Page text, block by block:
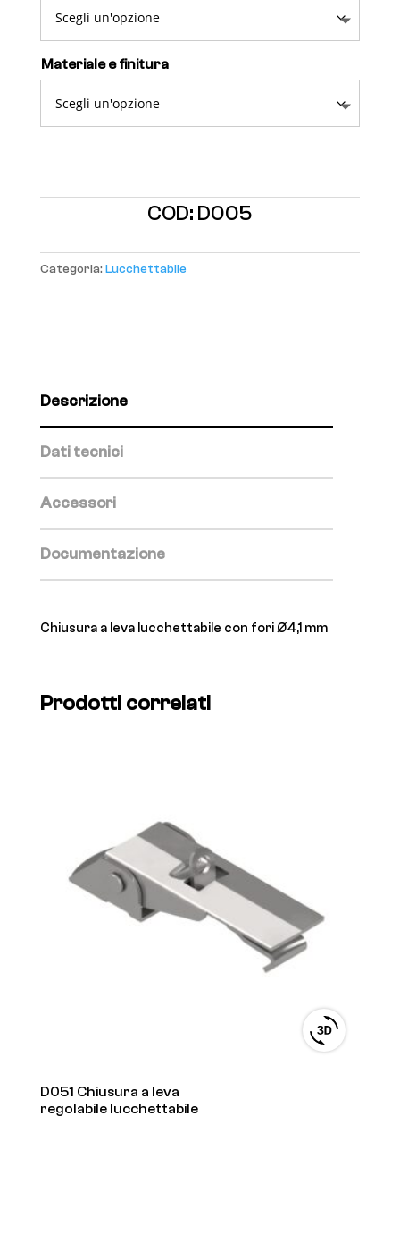
Materiale e finitura
COD: D005
Categoria: Lucchettabile
Descrizione
Dati tecnici
Accessori
Documentazione
Chiusura a leva lucchettabile con fori Ø4,1 mm
Prodotti correlati
View
3D
D051 Chiusura a leva
regolabile lucchettabile